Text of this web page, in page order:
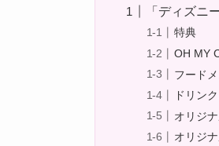
「ディズニ
特典
OH MY
フード
ドリン
オリジ
オリジ